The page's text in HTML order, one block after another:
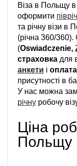
Віза в Польщу
оформити
та річну візи в
(річна 360/
(Oswiadczenie,
страховка для
анкети і оплата
присутності в
У нас можна
річну робочу
Ціна
Польщу